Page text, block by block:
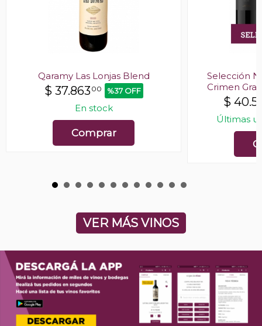
Qaramy Las Lonjas Blend
$ 37.863 00 %37 OFF
En stock
Comprar
Selección
Crimen
$
Últimas
VER MÁS VINOS